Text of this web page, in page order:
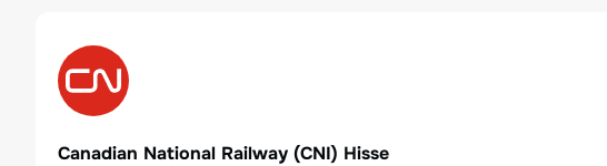
Canadian National Railway (CNI) Hisse